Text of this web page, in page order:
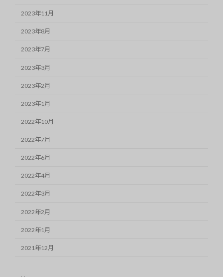
2023年11月
2023年8月
2023年7月
2023年3月
2023年2月
2023年1月
2022年10月
2022年7月
2022年6月
2022年4月
2022年3月
2022年2月
2022年1月
2021年12月